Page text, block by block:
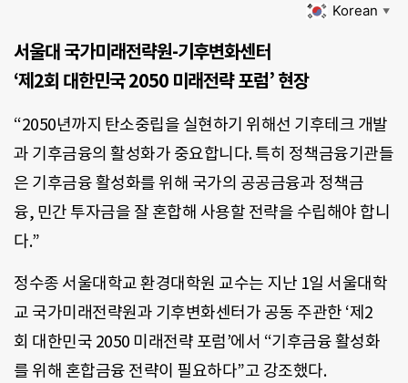
Korean ▼
서울대 국가미래전략원-기후변화센터
‘제2회 대한민국 2050 미래전략 포럼’ 현장
“2050년까지 탄소중립을 실현하기 위해선 기후테크 개발
과 기후금융의 활성화가 중요합니다. 특히 정책금융기관들
은 기후금융 활성화를 위해 국가의 공공금융과 정책금
융, 민간 투자금을 잘 혼합해 사용할 전략을 수립해야 합니
다.”
정수종 서울대학교 환경대학원 교수는 지난 1일 서울대학
교 국가미래전략원과 기후변화센터가 공동 주관한 ‘제2
회 대한민국 2050 미래전략 포럼’에서 “기후금융 활성화
를 위해 혼합금융 전략이 필요하다”고 강조했다.